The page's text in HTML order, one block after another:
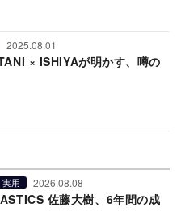
2025.08.01
× ISHIYAが明かす、噂の
用 2026.08.08
佐藤大樹、6年間の成